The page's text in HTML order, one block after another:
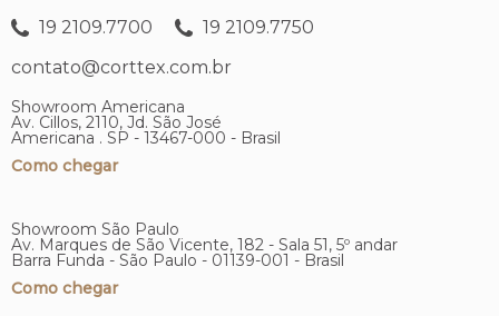
19 2109.7700
19 2109.7750
contato@corttex.com.br
Showroom Americana
Av. Cillos, 2110, Jd. São José
Americana . SP - 13467-000 - Brasil
Como chegar
Showroom São Paulo
Av. Marques de São Vicente, 182 - Sala 51, 5º andar
Barra Funda - São Paulo - 01139-001 - Brasil
Como chegar